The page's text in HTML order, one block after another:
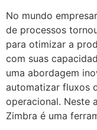
No mundo
de processos
para otimizar a
com suas
uma abordagem
automatizar fluxos
operacional. Neste
Zimbra é uma